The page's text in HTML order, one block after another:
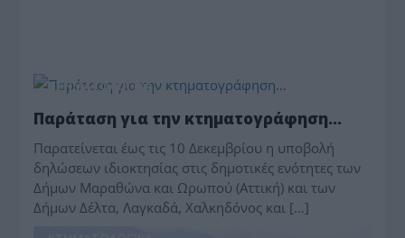
ΚΤΗΜΑΤΟΛΟΓΙΚΑ
Παράταση για την κτηματογράφηση…
Παρατείνεται έως τις 10 Δεκεμβρίου η υποβολή
δηλώσεων ιδιοκτησίας στις δημοτικές ενότητες των
Δήμων Μαραθώνα και Ωρωπού (Αττική) και των
Δήμων Δέλτα, Λαγκαδά, Χαλκηδόνος και […]